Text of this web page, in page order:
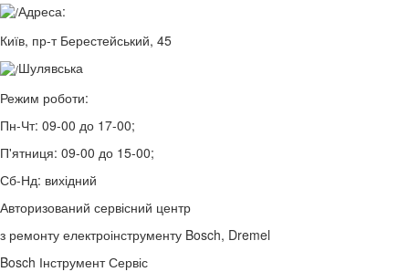
Адреса:
Київ, пр-т Берестейський, 45
Шулявська
Режим роботи:
Пн-Чт: 09-00 до 17-00;
П'ятниця: 09-00 до 15-00;
Сб-Нд: вихідний
Авторизований сервісний центр
з ремонту електроінструменту Bosch, Dremel
Bosch Інструмент Сервіс